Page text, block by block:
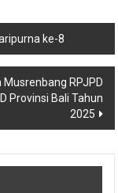
ke-8
Musrenbang RPJPD
Provinsi Bali Tahun
2025